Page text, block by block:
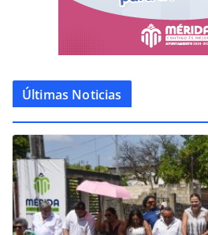
Últimas Noticias